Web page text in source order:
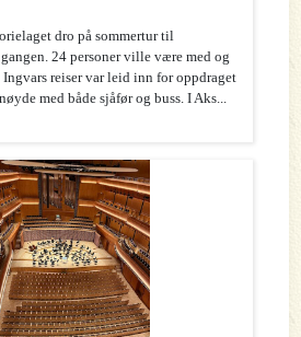
dro på sommertur til
24 personer ville være med og
reiser var leid inn for oppdraget
med både sjåfør og buss. I Aks...